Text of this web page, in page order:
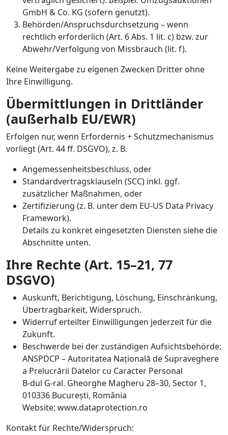
GmbH & Co. KG (sofern genutzt).
Behörden/Anspruchsdurchsetzung – wenn
rechtlich erforderlich (Art. 6 Abs. 1 lit. c) bzw. zur
Abwehr/Verfolgung von Missbrauch (lit. f).
Keine Weitergabe zu eigenen Zwecken Dritter ohne
Ihre Einwilligung.
Übermittlungen in Drittländer
(außerhalb EU/EWR)
Erfolgen nur, wenn Erfordernis + Schutzmechanismus
vorliegt (Art. 44 ff. DSGVO), z. B.
Angemessenheitsbeschluss, oder
Standardvertragsklauseln (SCC) inkl. ggf.
zusätzlicher Maßnahmen, oder
Zertifizierung (z. B. unter dem EU-US Data Privacy
Framework).
Details zu konkret eingesetzten Diensten siehe die
Abschnitte unten.
Ihre Rechte (Art. 15–21, 77
DSGVO)
Auskunft, Berichtigung, Löschung, Einschränkung,
Übertragbarkeit, Widerspruch.
Widerruf erteilter Einwilligungen jederzeit für die
Zukunft.
Beschwerde bei der zuständigen Aufsichtsbehörde:
ANSPDCP – Autoritatea Națională de Supraveghere
a Prelucrării Datelor cu Caracter Personal
B-dul G-ral. Gheorghe Magheru 28–30, Sector 1,
010336 București, România
Website: www.dataprotection.ro
Kontakt für Rechte/Widerspruch: